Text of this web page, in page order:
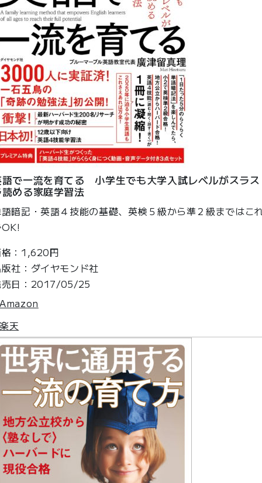
で一流を育てる 小学生でも大学入試レベルがスラス
める家庭学習法
暗記・英語４技能の基礎、英検５級から準２級まではこ
：1,620円
社：ダイヤモンド社
売日：2017/05/25
Amazon
楽天